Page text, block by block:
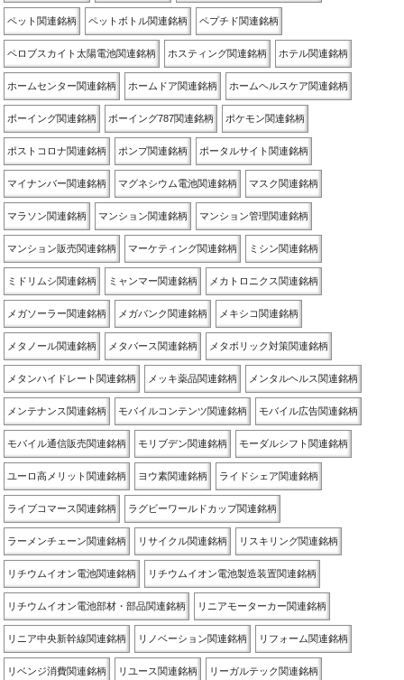
ペット関連銘柄 ペットボトル関連銘柄 ペプチド関連銘柄
ペロブスカイト太陽電池関連銘柄 ホスティング関連銘柄 ホテル関連銘柄
ホームセンター関連銘柄 ホームドア関連銘柄 ホームヘルスケア関連銘柄
ボーイング関連銘柄 ボーイング787関連銘柄 ポケモン関連銘柄
ポストコロナ関連銘柄 ポンプ関連銘柄 ポータルサイト関連銘柄
マイナンバー関連銘柄 マグネシウム電池関連銘柄 マスク関連銘柄
マラソン関連銘柄 マンション関連銘柄 マンション管理関連銘柄
マンション販売関連銘柄 マーケティング関連銘柄 ミシン関連銘柄
ミドリムシ関連銘柄 ミャンマー関連銘柄 メカトロニクス関連銘柄
メガソーラー関連銘柄 メガバンク関連銘柄 メキシコ関連銘柄
メタノール関連銘柄 メタバース関連銘柄 メタボリック対策関連銘柄
メタンハイドレート関連銘柄 メッキ薬品関連銘柄 メンタルヘルス関連銘柄
メンテナンス関連銘柄 モバイルコンテンツ関連銘柄 モバイル広告関連銘柄
モバイル通信販売関連銘柄 モリブデン関連銘柄 モーダルシフト関連銘柄
ユーロ高メリット関連銘柄 ヨウ素関連銘柄 ライドシェア関連銘柄
ライブコマース関連銘柄 ラグビーワールドカップ関連銘柄
ラーメンチェーン関連銘柄 リサイクル関連銘柄 リスキリング関連銘柄
リチウムイオン電池関連銘柄 リチウムイオン電池製造装置関連銘柄
リチウムイオン電池部材・部品関連銘柄 リニアモーターカー関連銘柄
リニア中央新幹線関連銘柄 リノベーション関連銘柄 リフォーム関連銘柄
リベンジ消費関連銘柄 リユース関連銘柄 リーガルテック関連銘柄